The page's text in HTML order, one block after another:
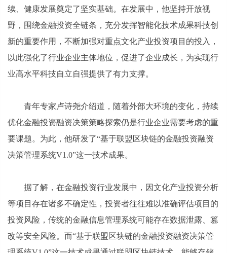
续、健康发展奠定了坚实基础。在发展中，他坚持开放视
野，围绕金融投资全链条，充分发挥智能化技术成果科技创
新的重要作用，不断加强对重点文化产业投资项目的投入，
以此强化了行业企业主体地位，促进了企业成长，为实现行
业高水平科技自立自强提供了有力支撑。
青年专家卢诗尧介绍道，随着外部大环境的变化，持续
优化金融投资融资决策策略探索仍是行业企业需要考虑的重
要课题。为此，他研发了“基于联盟区块链的金融投资融资
决策管理系统V1.0”这一技术成果。
据了解，在金融投资行业发展中，因文化产业投资分析
等项目存在诸多不确定性，投资者往往难以准确评估项目的
投资风险，传统的金融信息管理系统可能存在数据泄露、篡
改等安全风险。而“基于联盟区块链的金融投资融资决策管